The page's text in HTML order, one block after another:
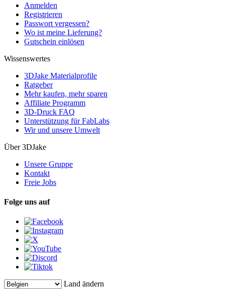
Anmelden
Registrieren
Passwort vergessen?
Wo ist meine Lieferung?
Gutschein einlösen
Wissenswertes
3DJake Materialprofile
Ratgeber
Mehr kaufen, mehr sparen
Affiliate Programm
3D-Druck FAQ
Unterstützung für FabLabs
Wir und unsere Umwelt
Über 3DJake
Unsere Gruppe
Kontakt
Freie Jobs
Folge uns auf
Land ändern